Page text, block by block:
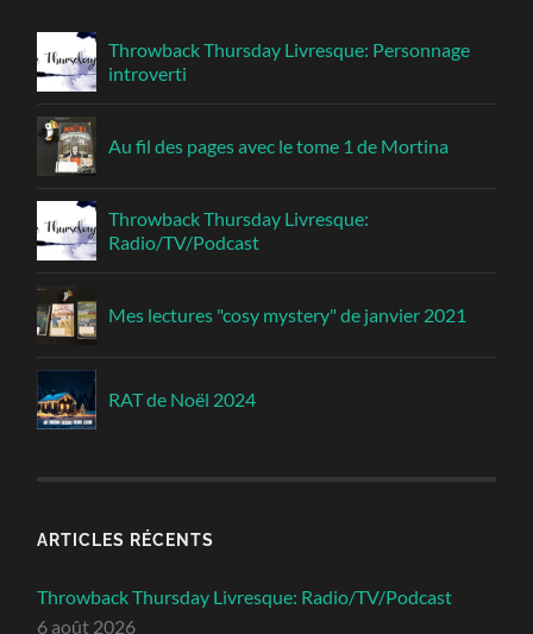
Throwback Thursday Livresque: Personnage
introverti
Au fil des pages avec le tome 1 de Mortina
Throwback Thursday Livresque:
Radio/TV/Podcast
Mes lectures "cosy mystery" de janvier 2021
RAT de Noël 2024
ARTICLES RÉCENTS
Throwback Thursday Livresque: Radio/TV/Podcast
6 août 2026